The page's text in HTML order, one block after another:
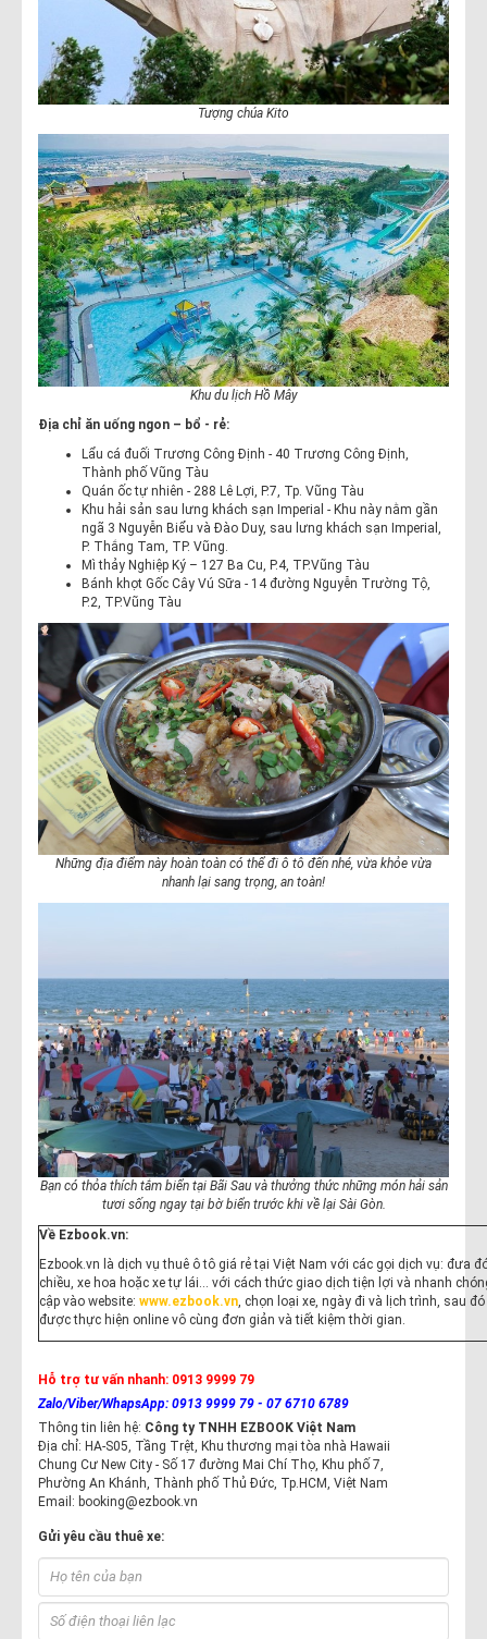
Tượng chúa Kito
Khu du lịch Hồ Mây
Địa chỉ ăn uống ngon – bổ - rẻ:
Lẩu cá đuối Trương Công Định - 40 Trương Công Định,
Thành phố Vũng Tàu
Quán ốc tự nhiên - 288 Lê Lợi, P.7, Tp. Vũng Tàu
Khu hải sản sau lưng khách sạn Imperial - Khu này nằm gần
ngã 3 Nguyễn Biểu và Đào Duy, sau lưng khách sạn Imperial,
P. Thắng Tam, TP. Vũng.
Mì thảy Nghiệp Ký – 127 Ba Cu, P.4, TP.Vũng Tàu
Bánh khọt Gốc Cây Vú Sữa - 14 đường Nguyễn Trường Tộ,
P.2, TP.Vũng Tàu
Những địa điểm này hoàn toàn có thể đi ô tô đến nhé, vừa khỏe vừa
nhanh lại sang trọng, an toàn!
Bạn có thỏa thích tắm biển tại Bãi Sau và thưởng thức những món hải sản
tươi sống ngay tại bờ biển trước khi về lại Sài Gòn.
Về Ezbook.vn:
Ezbook.vn là dịch vụ thuê ô tô giá rẻ tại Việt Nam với các gọi dịch vụ: đưa
chiều, xe hoa hoặc xe tự lái... với cách thức giao dịch tiện lợi và nhanh
cập vào website: www.ezbook.vn , chọn loại xe, ngày đi và lịch trình, sau
được thực hiện online vô cùng đơn giản và tiết kiệm thời gian.
Hỗ trợ tư vấn nhanh: 0913 9999 79
Zalo/Viber/WhapsApp: 0913 9999 79 - 07 6710 6789
Thông tin liên hệ: Công ty TNHH EZBOOK Việt Nam
Địa chỉ: HA-S05, Tầng Trệt, Khu thương mại tòa nhà Hawaii
Chung Cư New City - Số 17 đường Mai Chí Thọ, Khu phố 7,
Phường An Khánh, Thành phố Thủ Đức, Tp.HCM, Việt Nam
Email: booking@ezbook.vn
Gửi yêu cầu thuê xe: